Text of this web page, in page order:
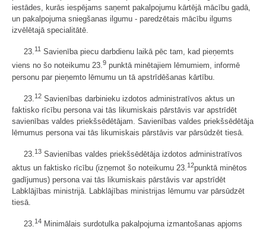
iestādes, kurās iespējams saņemt pakalpojumu kārtējā mācību gadā,
un pakalpojuma sniegšanas ilgumu - paredzētais mācību ilgums
izvēlētajā specialitātē.
23.11 Savienība piecu darbdienu laikā pēc tam, kad pieņemts
viens no šo noteikumu 23.9 punktā minētajiem lēmumiem, informē
personu par pieņemto lēmumu un tā apstrīdēšanas kārtību.
23.12 Savienības darbinieku izdotos administratīvos aktus un
faktisko rīcību persona vai tās likumiskais pārstāvis var apstrīdēt
savienības valdes priekšsēdētājam. Savienības valdes priekšsēdētāja
lēmumus persona vai tās likumiskais pārstāvis var pārsūdzēt tiesā.
23.13 Savienības valdes priekšsēdētāja izdotos administratīvos
aktus un faktisko rīcību (izņemot šo noteikumu 23.12punktā minētos
gadījumus) persona vai tās likumiskais pārstāvis var apstrīdēt
Labklājības ministrijā. Labklājības ministrijas lēmumu var pārsūdzēt
tiesā.
23.14 Minimālais surdotulka pakalpojuma izmantošanas apjoms